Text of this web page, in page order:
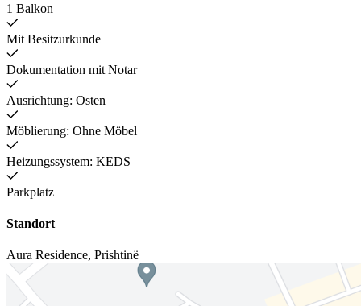
1 Balkon
Mit Besitzurkunde
Dokumentation mit Notar
Ausrichtung: Osten
Möblierung: Ohne Möbel
Heizungssystem: KEDS
Parkplatz
Standort
Aura Residence, Prishtinë